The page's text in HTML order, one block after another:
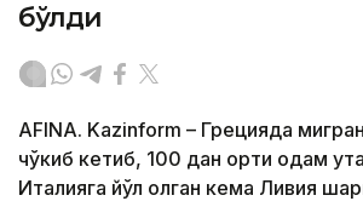
бўлди
АFINА. Kazinform – Грецияда
чўкиб кетиб, 100 дан ортиқ одам
Италияга йўл олган кема Ливия